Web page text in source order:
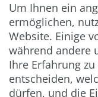
**
ZAHLUNG &
Um Ihnen ein
ermöglichen,
Website. Einige
während andere
Ihre Erfahrung
entscheiden,
dürfen, und die